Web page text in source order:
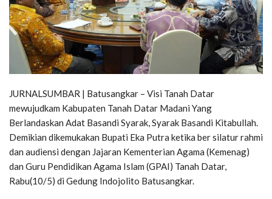
JURNALSUMBAR | Batusangkar – Visi Tanah Datar
mewujudkam Kabupaten Tanah Datar Madani Yang
Berlandaskan Adat Basandi Syarak, Syarak Basandi Kitabullah.
Demikian dikemukakan Bupati Eka Putra ketika ber silatur rahmi
dan audiensi dengan Jajaran Kementerian Agama (Kemenag)
dan Guru Pendidikan Agama Islam (GPAI) Tanah Datar,
Rabu(10/5) di Gedung Indojolito Batusangkar.